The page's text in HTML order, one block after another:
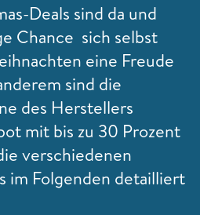
Deals sind da und
Chance sich selbst
eine Freude
sind die
des Herstellers
mit bis zu 30 Prozent
verschiedenen
im Folgenden detailliert